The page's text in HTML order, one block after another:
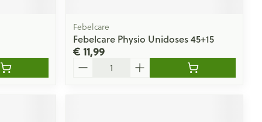
Febelcare
Febelcare Physio Unidoses 45+15
€ 11,99